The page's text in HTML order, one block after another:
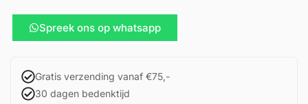
Spreek ons op whatsapp
Gratis verzending vanaf €75,-
30 dagen bedenktijd